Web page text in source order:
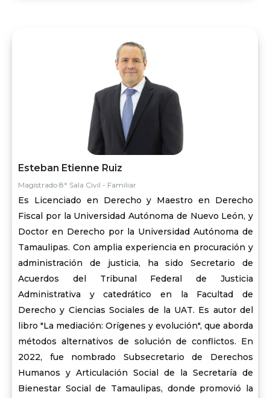
Esteban Etienne Ruiz
Magistrado 8° Sala Civil - Familiar
Es Licenciado en Derecho y Maestro en Derecho
Fiscal por la Universidad Autónoma de Nuevo León, y
Doctor en Derecho por la Universidad Autónoma de
Tamaulipas. Con amplia experiencia en procuración y
administración de justicia, ha sido Secretario de
Acuerdos del Tribunal Federal de Justicia
Administrativa y catedrático en la Facultad de
Derecho y Ciencias Sociales de la UAT. Es autor del
libro "La mediación: Orígenes y evolución", que aborda
métodos alternativos de solución de conflictos. En
2022, fue nombrado Subsecretario de Derechos
Humanos y Articulación Social de la Secretaría de
Bienestar Social de Tamaulipas, donde promovió la